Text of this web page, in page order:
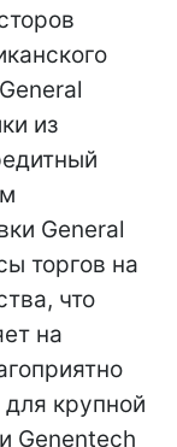
из
General
торгов на
что
на
крупной
Genentech